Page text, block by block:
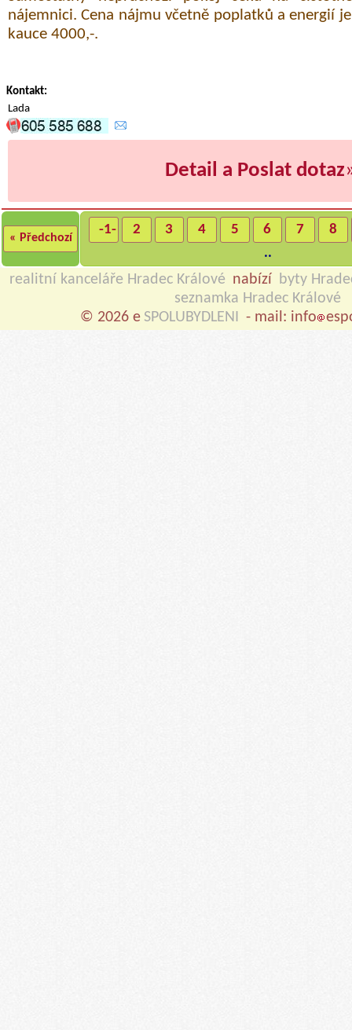
nájemnici. Cena nájmu včetně poplatků a energií
kauce 4000,-.
Kontakt:
Lada
Detail a Poslat dotaz
« Předchozí
-1- 2 3 4 5 6 7
8
..
realitní kanceláře Hradec Králové nabízí byty
seznamka Hradec Králové
© 2026 e SPOLUBYDLENI - mail: info